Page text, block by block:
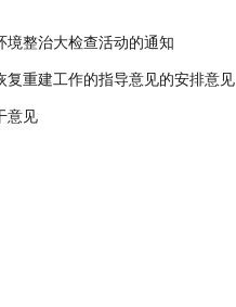
境整治大检查活动的通知
重建工作的指导意见的安排意见
意见